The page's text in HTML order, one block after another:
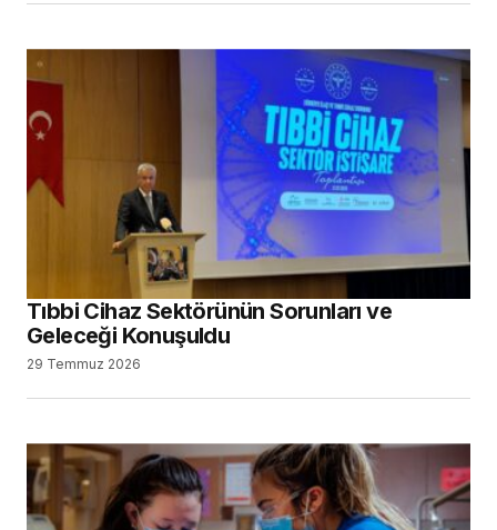
Tıbbi Cihaz Sektörünün Sorunları ve
Geleceği Konuşuldu
29 Temmuz 2026